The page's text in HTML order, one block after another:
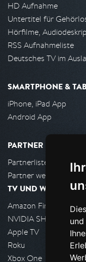
HD Aufnahme
Untertitel für
Hörfilme,
RSS Aufnahmeliste
Deutsches TV im
SMARTPHONE &
iPhone, iPad App
Android App
PARTNER
Partnerliste
Partner werden
TV UND
Amazon FireTV
NVIDIA SHIELD,
Apple TV
Roku
Xbox One